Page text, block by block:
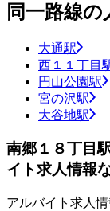
同一路線
大通駅
西１１丁目
円山公園駅
宮の沢駅
大谷地駅
南郷１８丁目
イト求人情報
アルバイト求人